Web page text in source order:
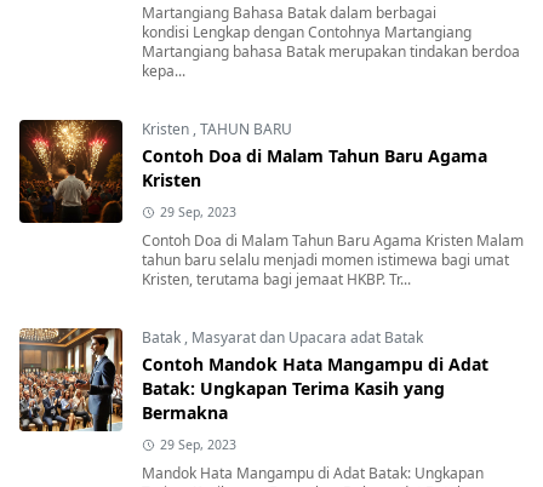
Martangiang Bahasa Batak dalam berbagai
kondisi Lengkap dengan Contohnya Martangiang
Martangiang bahasa Batak merupakan tindakan berdoa
kepa...
Kristen ,TAHUN BARU
Contoh Doa di Malam Tahun Baru Agama
Kristen
29 Sep, 2023
Contoh Doa di Malam Tahun Baru Agama Kristen Malam
tahun baru selalu menjadi momen istimewa bagi umat
Kristen, terutama bagi jemaat HKBP. Tr...
Batak , Masyarat dan Upacara adat Batak
Contoh Mandok Hata Mangampu di Adat
Batak: Ungkapan Terima Kasih yang
Bermakna
29 Sep, 2023
Mandok Hata Mangampu di Adat Batak: Ungkapan